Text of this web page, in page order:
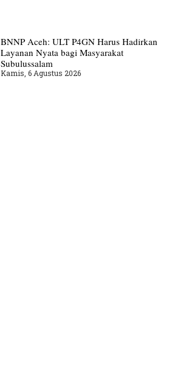
BNNP Aceh: ULT P4GN Harus Hadirkan
Layanan Nyata bagi Masyarakat
Subulussalam
Kamis, 6 Agustus 2026